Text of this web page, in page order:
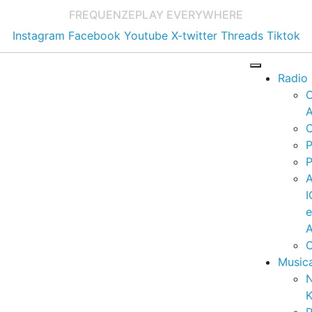
FREQUENZEPLAY EVERYWHERE
Instagram Facebook Youtube X-twitter Threads Tiktok
Radio
e